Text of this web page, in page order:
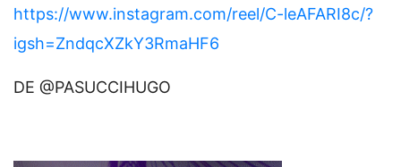
https://www.instagram.com/reel/C-leAFARI8c/?
igsh=ZndqcXZkY3RmaHF6
DE @PASUCCIHUGO